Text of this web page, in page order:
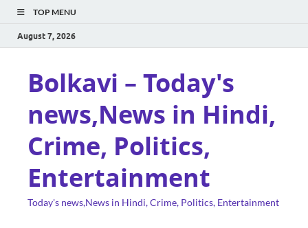
TOP MENU
August 7, 2026
Bolkavi – Today's
news,News in Hindi,
Crime, Politics,
Entertainment
Today's news,News in Hindi, Crime, Politics, Entertainment